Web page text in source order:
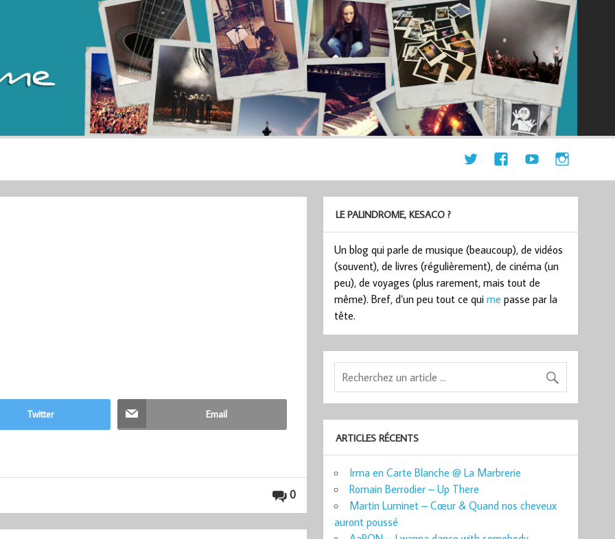
Twitter Email
0
LE PALINDROME, KESACO ?
Un blog qui parle de musique (beaucoup), de vidéos
(souvent), de livres (régulièrement), de cinéma (un
peu), de voyages (plus rarement, mais tout de
même). Bref, d’un peu tout ce quime passe par la
tête.
ARTICLES RÉCENTS
Irma en Carte Blanche @ La Marbrerie
Romain Berrodier – Up There
Martin Luminet – Cœur & Quand nos cheveux
auront poussé